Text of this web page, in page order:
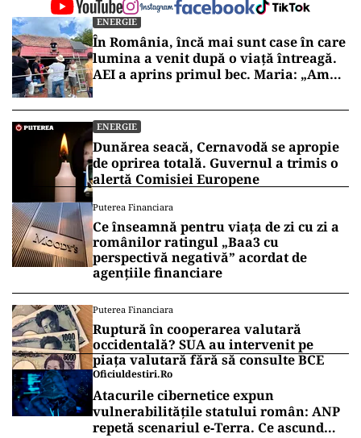
ENERGIE
În România, încă mai sunt case în care
lumina a venit după o viață întreagă.
AEI a aprins primul bec. Maria: „Am
ENERGIE
Dunărea seacă, Cernavodă se apropie
de oprirea totală. Guvernul a trimis o
alertă Comisiei Europene
Puterea Financiara
Ce înseamnă pentru viața de zi cu zi a
românilor ratingul „Baa3 cu
perspectivă negativă” acordat de
agențiile financiare
Puterea Financiara
Ruptură în cooperarea valutară
occidentală? SUA au intervenit pe
piața valutară fără să consulte BCE
Oficiuldestiri.ro
Atacurile cibernetice expun
vulnerabilitățile statului român: ANP
repetă scenariul e‑Terra. Ce ascund